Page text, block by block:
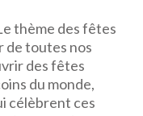
thème des fêtes
de toutes nos
des fêtes
du monde,
célèbrent ces